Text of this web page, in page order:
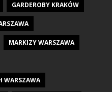
GARDEROBY KRAKÓW
MARKIZY WARSZAWA
WARSZAWA